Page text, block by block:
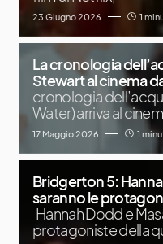
23 Giugno 2026 1
La cronologia
Stewart al cinema
cronologia
Water) arriva al
17 Maggio 2026 1
Bridgerton 5:
saranno le
Hannah Dodd e
protagoniste della